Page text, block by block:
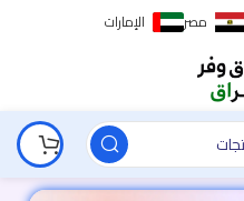
مصر الإمارات